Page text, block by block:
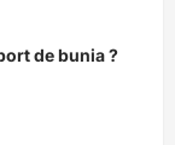
de bunia ?